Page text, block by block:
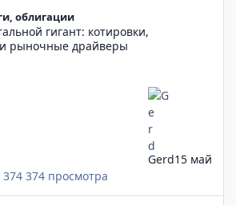
облигации
гигант: котировки,
рыночные драйверы
374 просмотра
Gerd15 май